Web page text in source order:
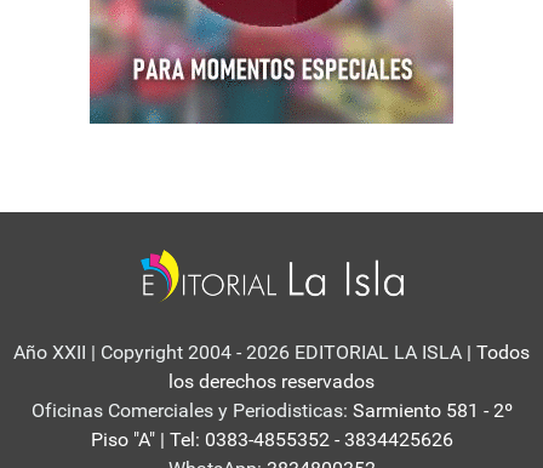
Año XXII | Copyright 2004 - 2026 EDITORIAL LA ISLA | Todos
los derechos reservados
Oficinas Comerciales y Periodisticas: Sarmiento 581 - 2º
Piso "A" | Tel: 0383-4855352 - 3834425626